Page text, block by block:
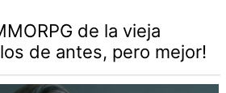
de la vieja
de antes, pero mejor!